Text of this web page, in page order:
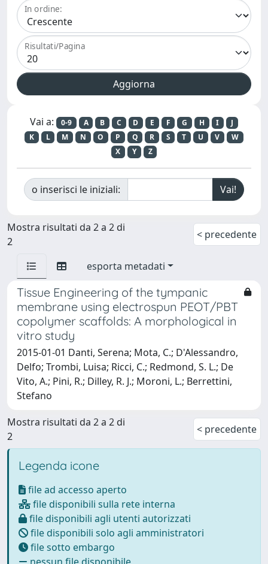
In ordine:
Risultati/Pagina
Vai a: 0-9 A B C D E F G H I
J
K
L M N O P Q R S T U V
W
X
Y Z
o inserisci le iniziali:
Mostra risultati da 2 a 2 di
2
< precedente
esporta metadati
Tissue Engineering of the tympanic
membrane using electrospun PEOT/PBT
copolymer scaffolds: A morphological in
vitro study
2015-01-01 Danti, Serena; Mota, C.; D'Alessandro,
Delfo; Trombi, Luisa; Ricci, C.; Redmond, S. L.; De
Vito, A.; Pini, R.; Dilley, R. J.; Moroni, L.; Berrettini,
Stefano
Mostra risultati da 2 a 2 di
2
< precedente
Legenda icone
file ad accesso aperto
file disponibili sulla rete interna
file disponibili agli utenti autorizzati
file disponibili solo agli amministratori
file sotto embargo
nessun file disponibile